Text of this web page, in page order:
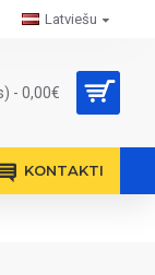
Latviešu
- 0,00€
KONTAKTI